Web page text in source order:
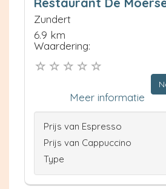
Zundert
6.9 km
Waardering:
Meer informatie
Prijs van Espresso
Prijs van Cappuccino
Type